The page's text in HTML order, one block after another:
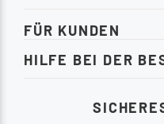
FÜR KUNDEN
HILFE BEI DER